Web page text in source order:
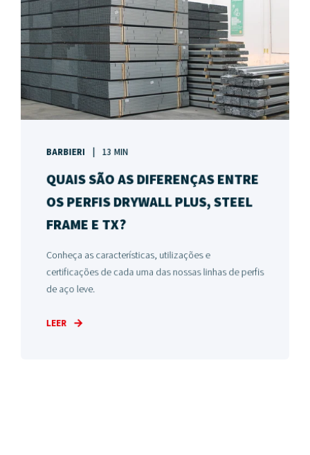
BARBIERI 13 MIN
QUAIS SÃO AS DIFERENÇAS ENTRE
OS PERFIS DRYWALL PLUS, STEEL
FRAME E TX?
Conheça as características, utilizações e
certificações de cada uma das nossas linhas de perfis
de aço leve.
LEER